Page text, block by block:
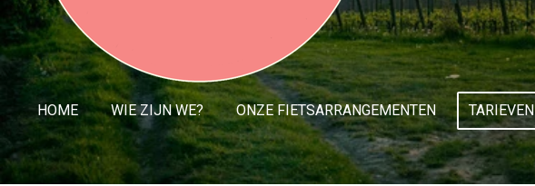
HOME WIE ZIJN WE? ONZE FIETSARRANGEMENTEN TARIEVEN